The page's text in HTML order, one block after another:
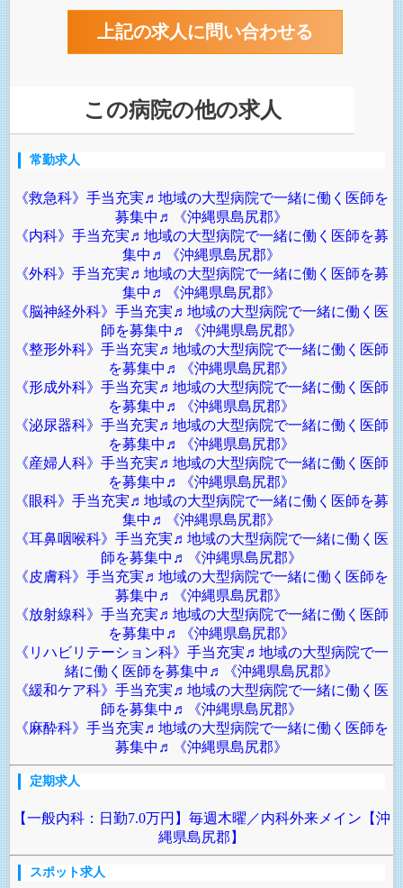
この病院の他の求人
常勤求人
《救急科》手当充実♬地域の大型病院で一緒に働く医師を
募集中♬《沖縄県島尻郡》
《内科》手当充実♬地域の大型病院で一緒に働く医師を募
集中♬《沖縄県島尻郡》
《外科》手当充実♬地域の大型病院で一緒に働く医師を募
集中♬《沖縄県島尻郡》
《脳神経外科》手当充実♬地域の大型病院で一緒に働く医
師を募集中♬《沖縄県島尻郡》
《整形外科》手当充実♬地域の大型病院で一緒に働く医師
を募集中♬《沖縄県島尻郡》
《形成外科》手当充実♬地域の大型病院で一緒に働く医師
を募集中♬《沖縄県島尻郡》
《泌尿器科》手当充実♬地域の大型病院で一緒に働く医師
を募集中♬《沖縄県島尻郡》
《産婦人科》手当充実♬地域の大型病院で一緒に働く医師
を募集中♬《沖縄県島尻郡》
《眼科》手当充実♬地域の大型病院で一緒に働く医師を募
集中♬《沖縄県島尻郡》
《耳鼻咽喉科》手当充実♬地域の大型病院で一緒に働く医
師を募集中♬《沖縄県島尻郡》
《皮膚科》手当充実♬地域の大型病院で一緒に働く医師を
募集中♬《沖縄県島尻郡》
《放射線科》手当充実♬地域の大型病院で一緒に働く医師
を募集中♬《沖縄県島尻郡》
《リハビリテーション科》手当充実♬地域の大型病院で一
緒に働く医師を募集中♬《沖縄県島尻郡》
《緩和ケア科》手当充実♬地域の大型病院で一緒に働く医
師を募集中♬《沖縄県島尻郡》
《麻酔科》手当充実♬地域の大型病院で一緒に働く医師を
募集中♬《沖縄県島尻郡》
定期求人
【一般内科：日勤7.0万円】毎週木曜／内科外来メイン【沖
縄県島尻郡】
スポット求人